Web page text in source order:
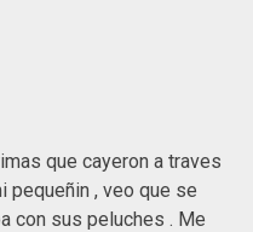
que cayeron a traves
pequeñin , veo que se
con sus peluches . Me